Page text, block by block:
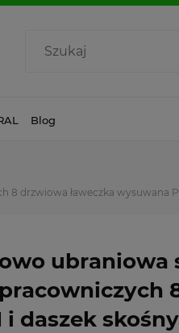
Blog
drzwiowa ławeczka wysuwana
ubraniowa
i daszek